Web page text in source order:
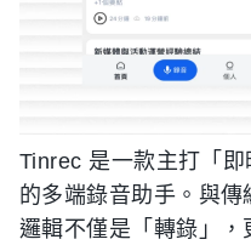
Tinrec 是一款主打「即
的多端錄音助手。與
邏輯不僅是「轉錄」，